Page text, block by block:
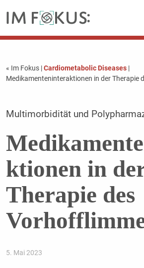
« Im Fokus |Cardiometabolic Diseases|
Medikamenteninteraktionen in der Therapie
Multimorbidität und
ktionen in
Therapie des
5. Mai 2023